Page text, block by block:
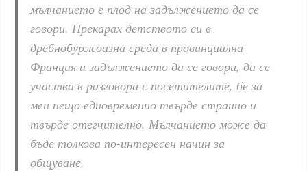
мълчанието е плод на задължението да се
говори. Прекарах детството си в
дребнобуржоазна среда в провинциална
Франция и задължението да се говори, да се
участва в разговора с посетителите, бе за
мен нещо едновременно твърде странно и
твърде отегчително. Мълчанието може да
бъде толкова по-интересен начин за
общуване.